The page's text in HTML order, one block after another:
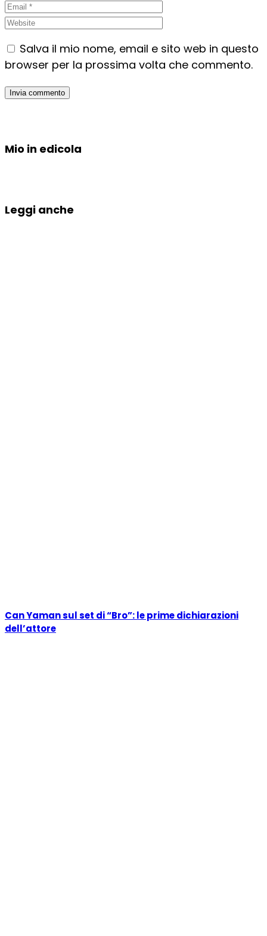
Salva il mio nome, email e sito web in questo
browser per la prossima volta che commento.
Mio in edicola
Leggi anche
Can Yaman sul set di “Bro”: le prime dichiarazioni
dell’attore